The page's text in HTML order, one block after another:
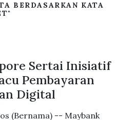
BERDASARKAN KATA
Sertai Inisiatif
Pembayaran
Digital
(Bernama) -- Maybank